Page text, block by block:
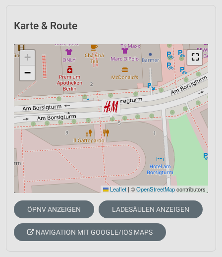
Karte & Route
⛶
+
−
Leaflet | ©OpenStreetMapcontributors
ÖPNV ANZEIGEN LADESÄULEN ANZEIGEN
NAVIGATION MIT GOOGLE/IOS MAPS